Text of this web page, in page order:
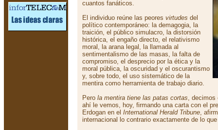
cuantos fanáticos.
El individuo reúne las peores virtudes del
político contemporáneo: la demagogia, la
traición, el público simulacro, la distorsión
histórica, el engaño directo, el relativismo
moral, la arana legal, la llamada al
sentimentalismo de las masas, la falta de
compromiso, el desprecio por la ética y la
moral pública, la oscuridad y el oscurantismo
y, sobre todo, el uso sistemático de la
mentira como herramienta de trabajo diario.
Pero la mentira tiene las patas cortas, decimos
ahí le vemos, hoy, firmando una carta con el
Erdogan en el International Herald Tribune,
internacional lo contrario exactamente de lo